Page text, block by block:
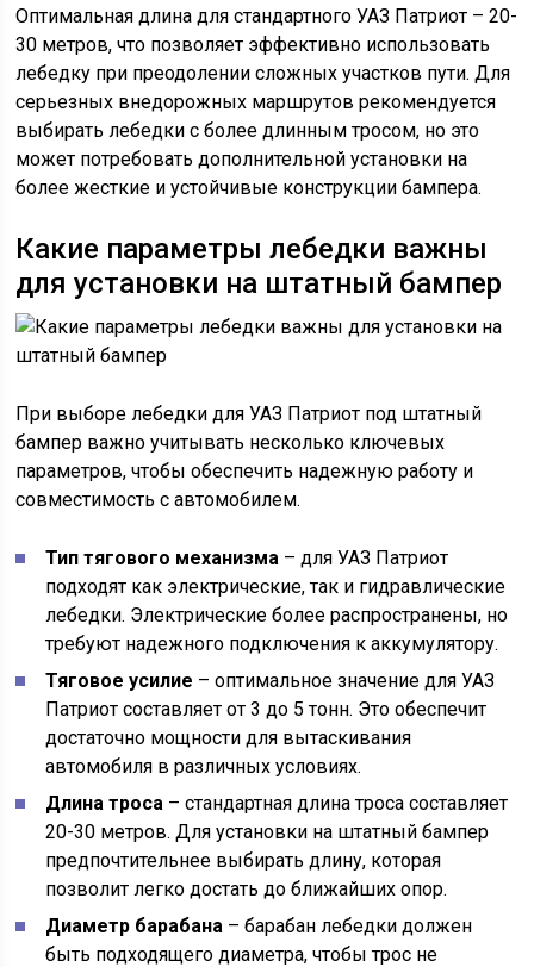
Оптимальная длина для стандартного УАЗ Патриот – 20-
30 метров, что позволяет эффективно использовать
лебедку при преодолении сложных участков пути. Для
серьезных внедорожных маршрутов рекомендуется
выбирать лебедки с более длинным тросом, но это
может потребовать дополнительной установки на
более жесткие и устойчивые конструкции бампера.
Какие параметры лебедки важны
для установки на штатный бампер
При выборе лебедки для УАЗ Патриот под штатный
бампер важно учитывать несколько ключевых
параметров, чтобы обеспечить надежную работу и
совместимость с автомобилем.
Тип тягового механизма – для УАЗ Патриот
подходят как электрические, так и гидравлические
лебедки. Электрические более распространены, но
требуют надежного подключения к аккумулятору.
Тяговое усилие – оптимальное значение для УАЗ
Патриот составляет от 3 до 5 тонн. Это обеспечит
достаточно мощности для вытаскивания
автомобиля в различных условиях.
Длина троса – стандартная длина троса составляет
20-30 метров. Для установки на штатный бампер
предпочтительнее выбирать длину, которая
позволит легко достать до ближайших опор.
Диаметр барабана – барабан лебедки должен
быть подходящего диаметра, чтобы трос не